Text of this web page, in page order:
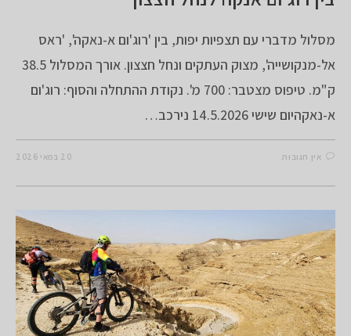
מסלול מדברי עם תצפיות יפות, בין 'רוג'ום א-נאקה', 'ראס
אל-מנקושייה', מצוק העתקים ונחל חצצון. אורך המסלול 38.5
ק"מ. טיפוס מצטבר: 700 מ'. נקודת ההתחלה והסוף: רוג'ום
א-נאקהיום שישי 14.5.2026 נירכב…
אין תגובות 20 במאי 2026